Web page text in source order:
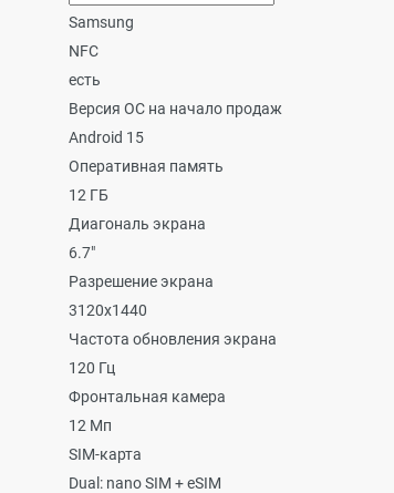
Samsung
NFC
есть
Версия ОС на начало продаж
Android 15
Оперативная память
12 ГБ
Диагональ экрана
6.7"
Разрешение экрана
3120x1440
Частота обновления экрана
120 Гц
Фронтальная камера
12 Мп
SIM-карта
Dual: nano SIM + eSIM